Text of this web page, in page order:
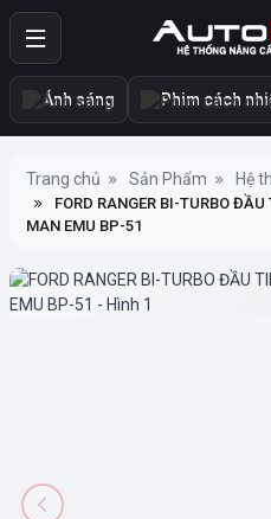
Ánh sáng Phim cách
Trang chủ Sản Phẩm Hệ
FORD RANGER BI-TURBO
MAN EMU BP-51